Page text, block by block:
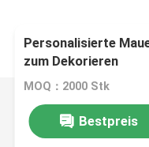
Personalisierte
zum Dekorieren
MOQ：2000 Stk
Bestpreis